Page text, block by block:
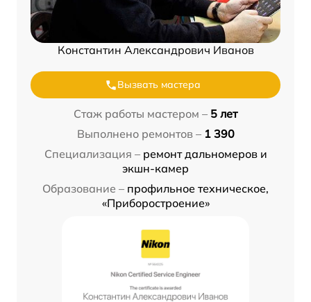
Константин Александрович Иванов
Вызвать мастера
Стаж работы мастером – 5 лет
Выполнено ремонтов – 1 390
Специализация – ремонт дальномеров и
экшн-камер
Образование – профильное техническое,
«Приборостроение»